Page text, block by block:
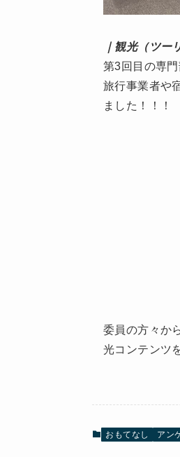
｜観光（ツー
第3回目の専
旅行事業者や
ました！！！
委員の方々か
光コンテンツ
おもてなし アン